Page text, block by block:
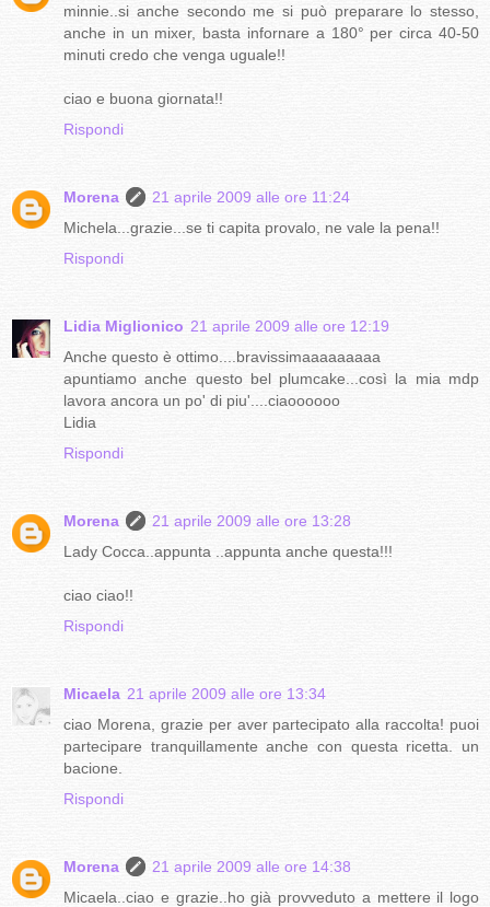
minnie..si anche secondo me si può preparare lo stesso,
anche in un mixer, basta infornare a 180° per circa 40-50
minuti credo che venga uguale!!
ciao e buona giornata!!
Rispondi
Morena
21 aprile 2009 alle ore 11:24
Michela...grazie...se ti capita provalo, ne vale la pena!!
Rispondi
Lidia Miglionico 21 aprile 2009 alle ore 12:19
Anche questo è ottimo....bravissimaaaaaaaaa
apuntiamo anche questo bel plumcake...così la mia mdp
lavora ancora un po' di piu'....ciaoooooo
Lidia
Rispondi
Morena
21 aprile 2009 alle ore 13:28
Lady Cocca..appunta ..appunta anche questa!!!
ciao ciao!!
Rispondi
Micaela 21 aprile 2009 alle ore 13:34
ciao Morena, grazie per aver partecipato alla raccolta! puoi
partecipare tranquillamente anche con questa ricetta. un
bacione.
Rispondi
Morena
21 aprile 2009 alle ore 14:38
Micaela..ciao e grazie..ho già provveduto a mettere il logo